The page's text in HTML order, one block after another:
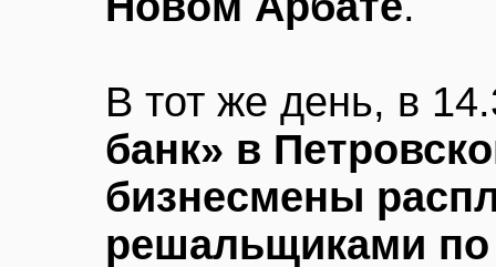
В тот же день, в
банк» в
бизнесмены
решальщиками